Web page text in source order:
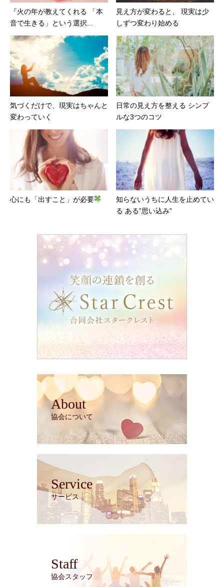
『火の年が教えてくれる 「本
音で生きる」という選択...
見え方が変わると、 現実は少
しずつ変わり始める
気づくだけで、現実はちゃんと
変わっていく
日常の見え方を整える シンプ
ルな3つのコツ
心にも「出すこと」が必要
知らないうちに人生を止めてい
る ある”思い込み”
About
協会について
Service
サービス
Staff
協会スタッフ